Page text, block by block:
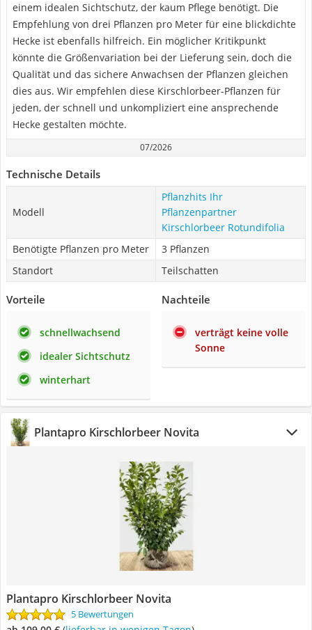
einem idealen Sichtschutz, der kaum Pflege benötigt. Die
Empfehlung von drei Pflanzen pro Meter für eine blickdichte
Hecke ist ebenfalls hilfreich. Ein möglicher Kritikpunkt
könnte die Größenvariation bei der Lieferung sein, doch die
Qualität und das sichere Anwachsen der Pflanzen gleichen
dies aus. Wir empfehlen diese Kirschlorbeer-Pflanzen für
jeden, der schnell und unkompliziert eine ansprechende
Hecke gestalten möchte.
07/2026
Technische Details
Modell
Pflanzhits Ihr
Pflanzenpartner
Kirschlorbeer Rotundifolia
Benötigte Pflanzen pro Meter
3 Pflanzen
Standort
Teilschatten
Vorteile
schnellwachsend
idealer Sichtschutz
winterhart
Nachteile
verträgt keine volle
Sonne
Plantapro Kirschlorbeer Novita
Plantapro Kirschlorbeer Novita
5 Bewertungen